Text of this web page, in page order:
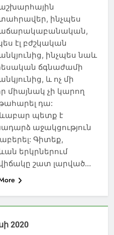
ինչպես
էլ բժշկական
ինչպես նաև
ճգնաժամի
և ոչ մի
միայնակ չի կարող
դա:
պետք է
աջակցություն
Գիտեք,
երկրներում
շատ լարված…
2020